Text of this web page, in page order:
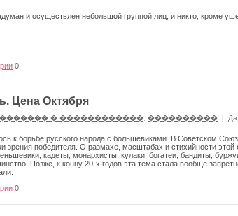
и осуществлен небольшой группой лиц, и никто, кроме
0
Цена Октября
� ������������ ���������� |
к борьбе русского народа с большевиками. В Советском
зрения победителя. О размахе, масштабах и стихий­ности
кадеты, монархисты, кулаки, богатеи, бандиты,
Позже, к концу 20-х годов эта тема стала вообще
0